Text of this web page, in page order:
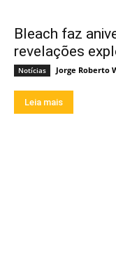
Bleach faz
revelações
Notícias Jorge Roberto
Leia mais